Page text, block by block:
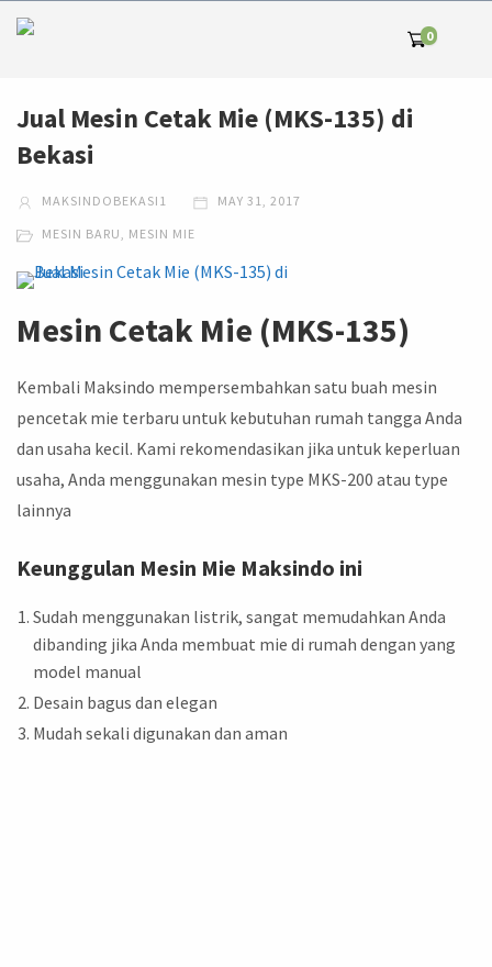
0
Jual Mesin Cetak Mie (MKS-135) di
Bekasi
MAKSINDOBEKASI1 MAY 31, 2017
MESIN BARU, MESIN MIE
Mesin Cetak Mie (MKS-135)
Kembali Maksindo mempersembahkan satu buah mesin
pencetak mie terbaru untuk kebutuhan rumah tangga Anda
dan usaha kecil. Kami rekomendasikan jika untuk keperluan
usaha, Anda menggunakan mesin type MKS-200 atau type
lainnya
Keunggulan Mesin Mie Maksindo ini
Sudah menggunakan listrik, sangat memudahkan Anda
dibanding jika Anda membuat mie di rumah dengan yang
model manual
Desain bagus dan elegan
Mudah sekali digunakan dan aman